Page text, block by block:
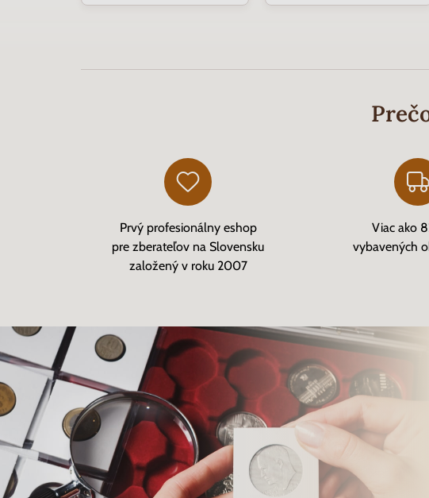
Prvý profesionálny eshop
pre zberateľov na Slovensku
založený v roku 2007
Viac ako
vybavených